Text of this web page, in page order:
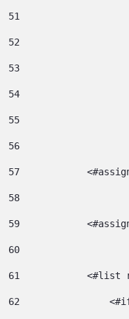
51
52
53
54
55
56
57
58
59
60
61
<#list
62